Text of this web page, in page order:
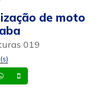
de moto
019
Whatsapp